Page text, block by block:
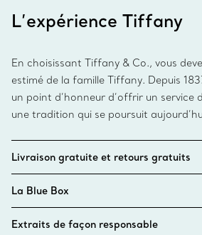
L’expérience Tiffany
En choisissant Tiffany & Co., vous
estimé de la famille Tiffany. Depuis
un point d’honneur d’offrir un service
une tradition qui se poursuit
Livraison gratuite et retours gratuits
La Blue Box
Extraits de façon responsable